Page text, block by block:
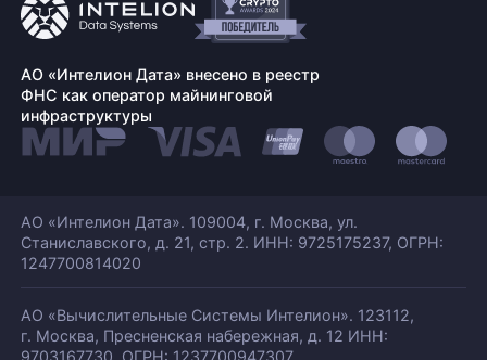
АО «Интелион Дата» внесено в реестр
ФНС как оператор майнинговой
инфраструктуры
АО «Интелион Дата». 109004, г. Москва, ул.
Станиславского, д. 21, стр. 2. ИНН: 9725175237, ОГРН:
1247700814020
АО «Вычислительные Системы Интелион». 123112,
г. Москва, Пресненская набережная, д. 12 ИНН:
9703167730, ОГРН: 1237700947307